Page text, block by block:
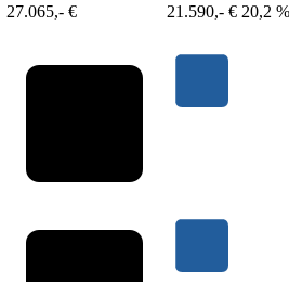
27.065,- € 21.590,- € 20,2 %